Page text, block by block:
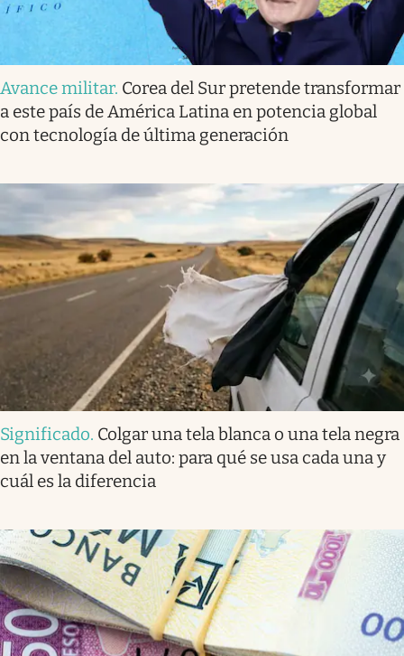
Avance militar. Corea del Sur pretende transformar
a este país de América Latina en potencia global
con tecnología de última generación
Significado. Colgar una tela blanca o una tela negra
en la ventana del auto: para qué se usa cada una y
cuál es la diferencia